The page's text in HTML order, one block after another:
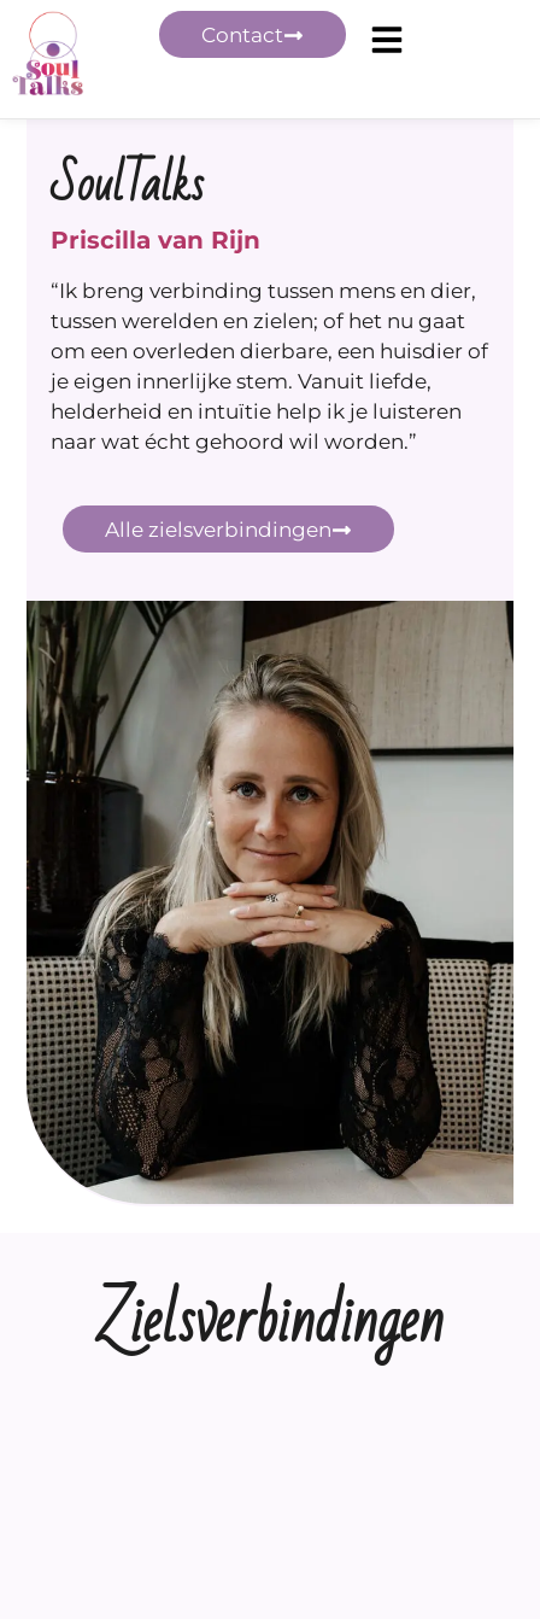
Contact
SoulTalks
Priscilla van Rijn
“Ik breng verbinding tussen mens en dier,
tussen werelden en zielen; of het nu gaat
om een overleden dierbare, een huisdier of
je eigen innerlijke stem. Vanuit liefde,
helderheid en intuïtie help ik je luisteren
naar wat écht gehoord wil worden.”
Alle zielsverbindingen
Zielsverbindingen